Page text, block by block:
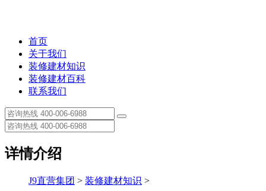
首页
关于我们
装修建材知识
装修建材百科
联系我们
详情介绍
J9直营集团 > 装修建材知识 >